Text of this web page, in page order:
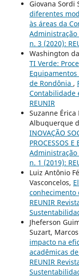
Giovana Sordi
diferentes
às áreas da
n. 3 (2020):
Washington
TI Verde:
de Rondônia ,
Contabilidade
REUNIR
Suzanne Érica
Albuquerque
INOVAÇÃO
PROCESSOS
n. 1 (2019):
Luiz Antônio
Vasconcelos,
conhecimento
REUNIR
Jheferson
Suzart,
impacto na
acadêmicas
REUNIR